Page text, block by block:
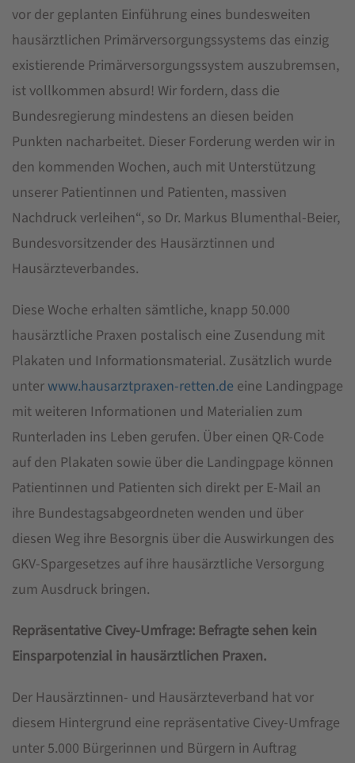
vor der geplanten Einführung eines bundesweiten
hausärztlichen Primärversorgungssystems das einzig
existierende Primärversorgungssystem auszubremsen,
ist vollkommen absurd! Wir fordern, dass die
Bundesregierung mindestens an diesen beiden
Punkten nacharbeitet. Dieser Forderung werden wir in
den kommenden Wochen, auch mit Unterstützung
unserer Patientinnen und Patienten, massiven
Nachdruck verleihen“, so Dr. Markus Blumenthal-Beier,
Bundesvorsitzender des Hausärztinnen und
Hausärzteverbandes.
Diese Woche erhalten sämtliche, knapp 50.000
hausärztliche Praxen postalisch eine Zusendung mit
Plakaten und Informationsmaterial. Zusätzlich wurde
unterwww.hausarztpraxen-retten.de eine Landingpage
mit weiteren Informationen und Materialien zum
Runterladen ins Leben gerufen. Über einen QR-Code
auf den Plakaten sowie über die Landingpage können
Patientinnen und Patienten sich direkt per E-Mail an
ihre Bundestagsabgeordneten wenden und über
diesen Weg ihre Besorgnis über die Auswirkungen des
GKV-Spargesetzes auf ihre hausärztliche Versorgung
zum Ausdruck bringen.
Repräsentative Civey-Umfrage: Befragte sehen kein
Einsparpotenzial in hausärztlichen Praxen.
Der Hausärztinnen- und Hausärzteverband hat vor
diesem Hintergrund eine repräsentative Civey-Umfrage
unter 5.000 Bürgerinnen und Bürgern in Auftrag